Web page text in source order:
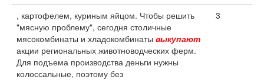
, картофелем, куриным яйцом. Чтобы решить
"мясную проблему", сегодня столичные
мясокомбинаты и хладокомбинаты выкупают
акции региональных животноводческих ферм.
Для подъема производства деньги нужны
колоссальные, поэтому без
3